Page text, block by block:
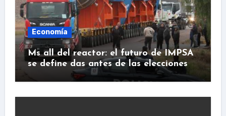
Economía
Ms all del reactor: el futuro de IMPSA
se define das antes de las elecciones